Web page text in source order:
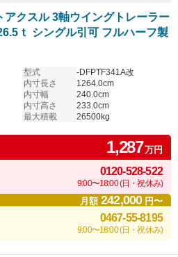
アクスル 3軸ウイングトレーラー
ｔ シングル引可 フルハーフ製
型式
-DFPTF341A改
内寸長さ
1264.0cm
内寸幅
240.0cm
内寸高さ
233.0cm
最大積載
26500kg
1,287万円
0120-528-522
9:00〜18:00 (日・祝休み)
月額242,000円〜
0467-55-8195
9:00〜18:00 (日・祝休み)